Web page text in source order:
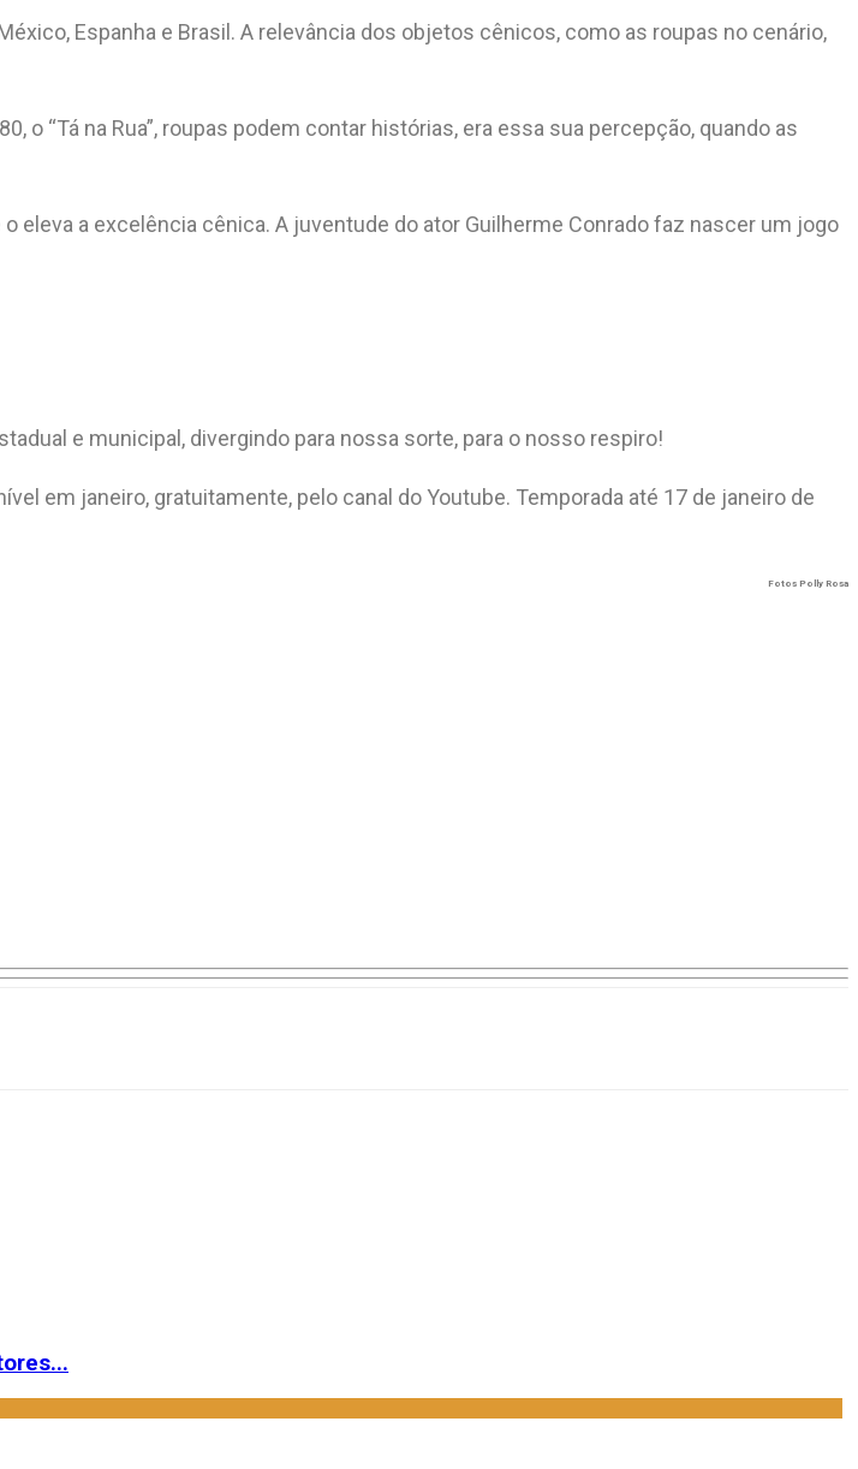
Espanha e Brasil. A relevância dos objetos cênicos, como as roupas no cenário,
o “Tá na Rua”, roupas podem contar histórias, era essa sua percepção, quando as
eleva a excelência cênica. A juventude do ator Guilherme Conrado faz nascer um jogo
e municipal, divergindo para nossa sorte, para o nosso respiro!
em janeiro, gratuitamente, pelo canal do Youtube. Temporada até 17 de janeiro de
Fotos Polly Rosa